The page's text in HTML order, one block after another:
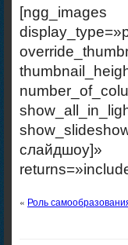
слайдшоу]»
« Роль